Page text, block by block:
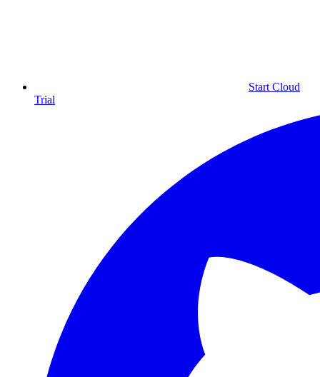
Start Cloud
Trial